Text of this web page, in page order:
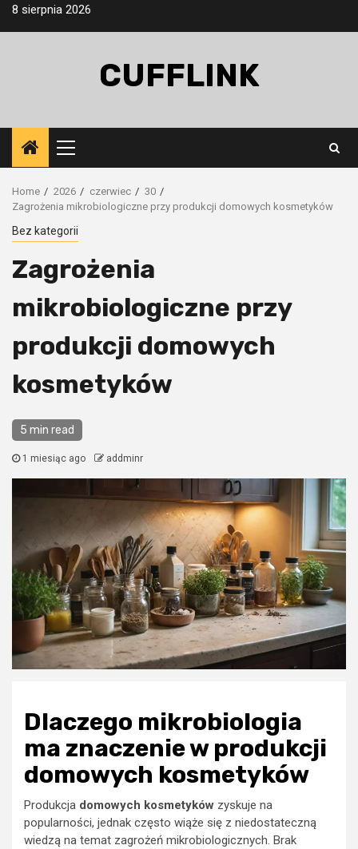
Skip8 sierpnia 2026
CUFFLINK
Primary
Menu
Home 2026 czerwiec
30
Zagrożenia mikrobiologiczne przy produkcji domowych kosmetyków
Bez kategorii
Zagrożenia
mikrobiologiczne przy
produkcji domowych
kosmetyków
5 min read
1 miesiąc ago addminr
Dlaczego mikrobiologia
ma znaczenie w produkcji
domowych kosmetyków
Produkcja domowych kosmetyków zyskuje na
popularności, jednak często wiąże się z niedostateczną
wiedzą na temat zagrożeń mikrobiologicznych. Brak